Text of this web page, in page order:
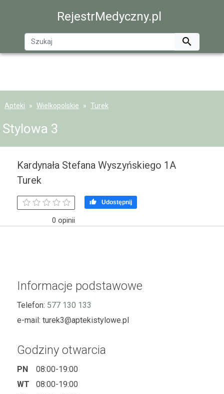
RejestrMedyczny.pl

Apteki Wielkopolskie Turek
Stylowa 3
Kardynała Stefana Wyszyńskiego 1A
Turek
0 opinii
 Udostępnij
Informacje podstawowe
Telefon: 577 130 133
e-mail: turek3@aptekistylowe.pl
Godziny otwarcia
PN
08:00-19:00
WT
08:00-19:00